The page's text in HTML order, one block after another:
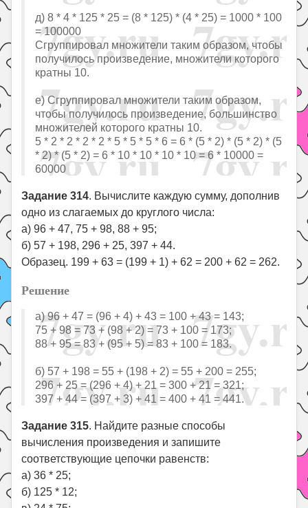
д) 8 * 4 * 125 * 25 = (8 * 125) * (4 * 25) = 1000 * 100
= 100000
Сгруппировал множители таким образом, чтобы
получилось произведение, множители которого
кратны 10.
е) Сгруппировал множители таким образом,
чтобы получилось произведение, большинство
множителей которого кратны 10.
5 * 2 * 2 * 2 * 2 * 5 * 5 * 5 * 6 = 6 * (5 * 2) * (5 * 2) * (5
* 2) * (5 * 2) = 6 * 10 * 10 * 10 * 10 = 6 * 10000 =
60000
Задание 314. Вычислите каждую сумму, дополнив
одно из слагаемых до круглого числа:
а) 96 + 47, 75 + 98, 88 + 95;
б) 57 + 198, 296 + 25, 397 + 44.
Образец. 199 + 63 = (199 + 1) + 62 = 200 + 62 = 262.
Решение
а) 96 + 47 = (96 + 4) + 43 = 100 + 43 = 143;
75 + 98 = 73 + (98 + 2) = 73 + 100 = 173;
88 + 95 = 83 + (95 + 5) = 83 + 100 = 183.
б) 57 + 198 = 55 + (198 + 2) = 55 + 200 = 255;
296 + 25 = (296 + 4) + 21 = 300 + 21 = 321;
397 + 44 = (397 + 3) + 41 = 400 + 41 = 441.
Задание 315. Найдите разные способы
вычисления произведения и запишите
соответствующие цепочки равенств:
а) 36 * 25;
б) 125 * 12;